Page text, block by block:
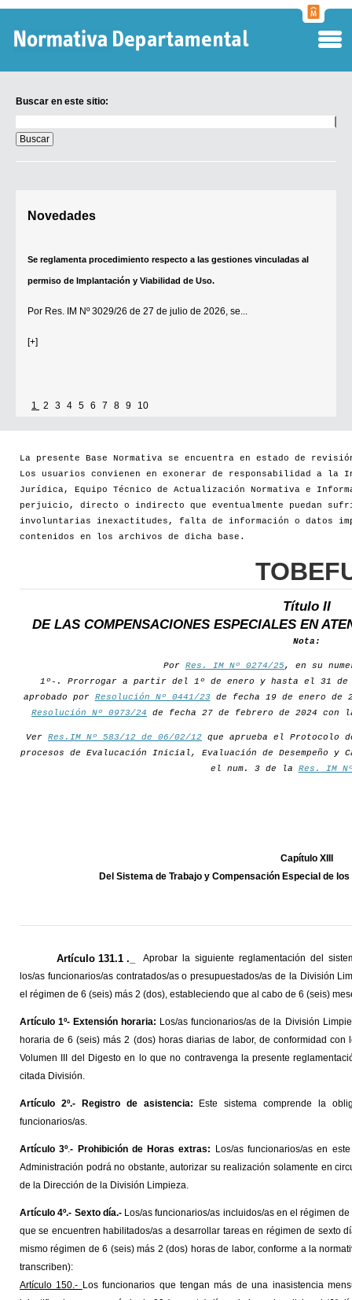
Buscar en este sitio:
en
este
sitio:
Novedades
PorRes. IM Nº 3029/26de 27 de julio de 2026, se...
[+]
[+]
1 2 3 4 5 6 7 8 9 10
La presente Base Normativa se encuentra en estado de
Los usuarios convienen en exonerar de responsabilidad a la
Jurídica, Equipo Técnico de Actualización Normativa e
perjuicio, directo o indirecto que eventualmente puedan
involuntarias inexactitudes, falta de información o datos
contenidos en los archivos de dicha base.
Título II
DE LAS COMPENSACIONES ESPECIALES EN
Nota:
Por Res. IM Nº 0274/25, en su
1º-. Prorrogar a partir del 1º de enero y hasta el 31 de
aprobado por Resolución Nº 0441/23de fecha 19 de enero de
Resolución Nº 0973/24 de fecha 27 de febrero de 2024 con
Ver Res.IM Nº 583/12 de 06/02/12 que aprueba el Protocolo
procesos de Evalucación Inicial, Evaluación de Desempeño
el num. 3 de la Res. IM
Capítulo XIII
Del Sistema de Trabajo y Compensación Especial de
Artículo 131.1 ._
Aprobar la siguiente reglamentación del
los/as funcionarios/as contratados/as o presupuestados/as de la División
el régimen de 6 (seis) más 2 (dos), estableciendo que al cabo de 6 (seis)
Artículo 1º- Extensión horaria: Los/as funcionarios/as de la División
horaria de 6 (seis) más 2 (dos) horas diarias de labor, de conformidad
Volumen III del Digesto en lo que no contravenga la presente
citada División.
Artículo 2º.- Registro de asistencia:
Este sistema comprende la
funcionarios/as.
Artículo 3º.- Prohibición de Horas extras:
Los/as funcionarios/as en
Administración podrá no obstante, autorizar su realización solamente en
de la Dirección de la División Limpieza.
Artículo 4º.- Sexto día.-Los/as funcionarios/as incluidos/as en el régimen
que se encuentren habilitados/as a desarrollar tareas en régimen de sexto
mismo régimen de 6 (seis) más 2 (dos) horas de labor, conforme a la
transcriben):
Artículo 150.- Los funcionarios que tengan más de una inasistencia